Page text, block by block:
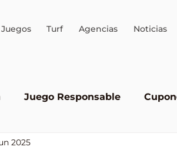
Juegos Turf Agencias Noticias
Juego Responsable
62025